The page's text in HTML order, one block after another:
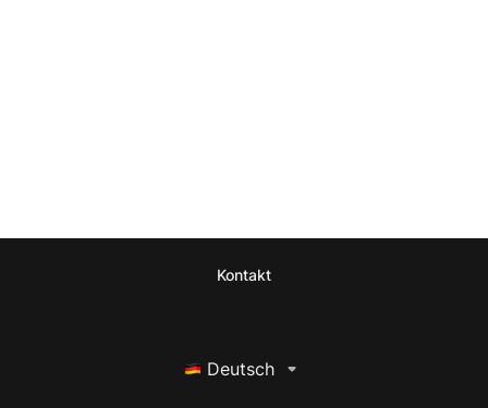
Kontakt
Deutsch